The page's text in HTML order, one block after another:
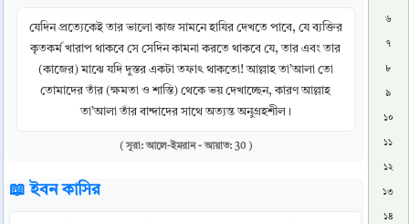
যেদিন প্রত্যেকেই তার ভালো কাজ সামনে হাযির দেখতে পাবে, যে ব্যক্তির
কৃতকর্ম খারাপ থাকবে সে সেদিন কামনা করতে থাকবে যে, তার এবং তার
(কাজের) মাঝে যদি দুস্তর একটা তফাৎ থাকতো! আল্লাহ তা’আলা তো
তোমাদের তাঁর (ক্ষমতা ও শাস্তি) থেকে ভয় দেখাচ্ছেন, কারণ আল্লাহ
তা’আলা তাঁর বান্দাদের সাথে অত্যন্ত অনুগ্রহশীল।
( সূরা: আলে-ইমরান - আয়াত: 30 )
📖 ইবন কাসির
৬
৭
৮
৯
১০
১১
১২
১৩
১৪